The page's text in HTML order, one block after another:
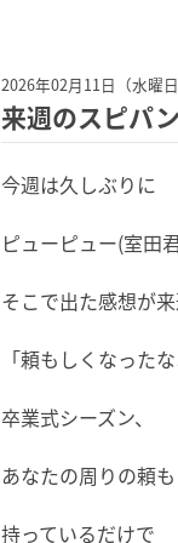
2026年02月11日（水曜日
来週のスピパ
今週は久しぶりに
ピューピュー(室
そこで出た感想が
「頼もしくなった
卒業式シーズン、
あなたの周りの頼
持っているだけで